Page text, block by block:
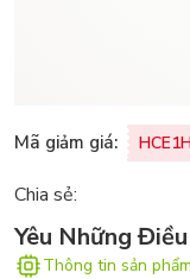
Mã giảm giá:
Chia sẻ:
Yêu Những
Thông tin sản phẩm